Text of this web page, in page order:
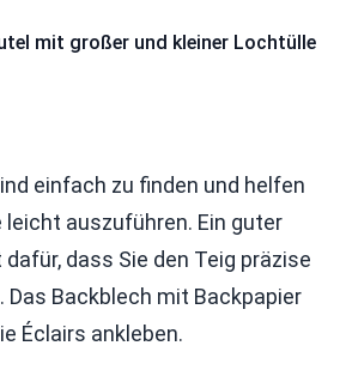
mit großer und kleiner Lochtülle
einfach zu finden und helfen
leicht auszuführen. Ein guter
dass Sie den Teig präzise
Das Backblech mit Backpapier
Éclairs ankleben.